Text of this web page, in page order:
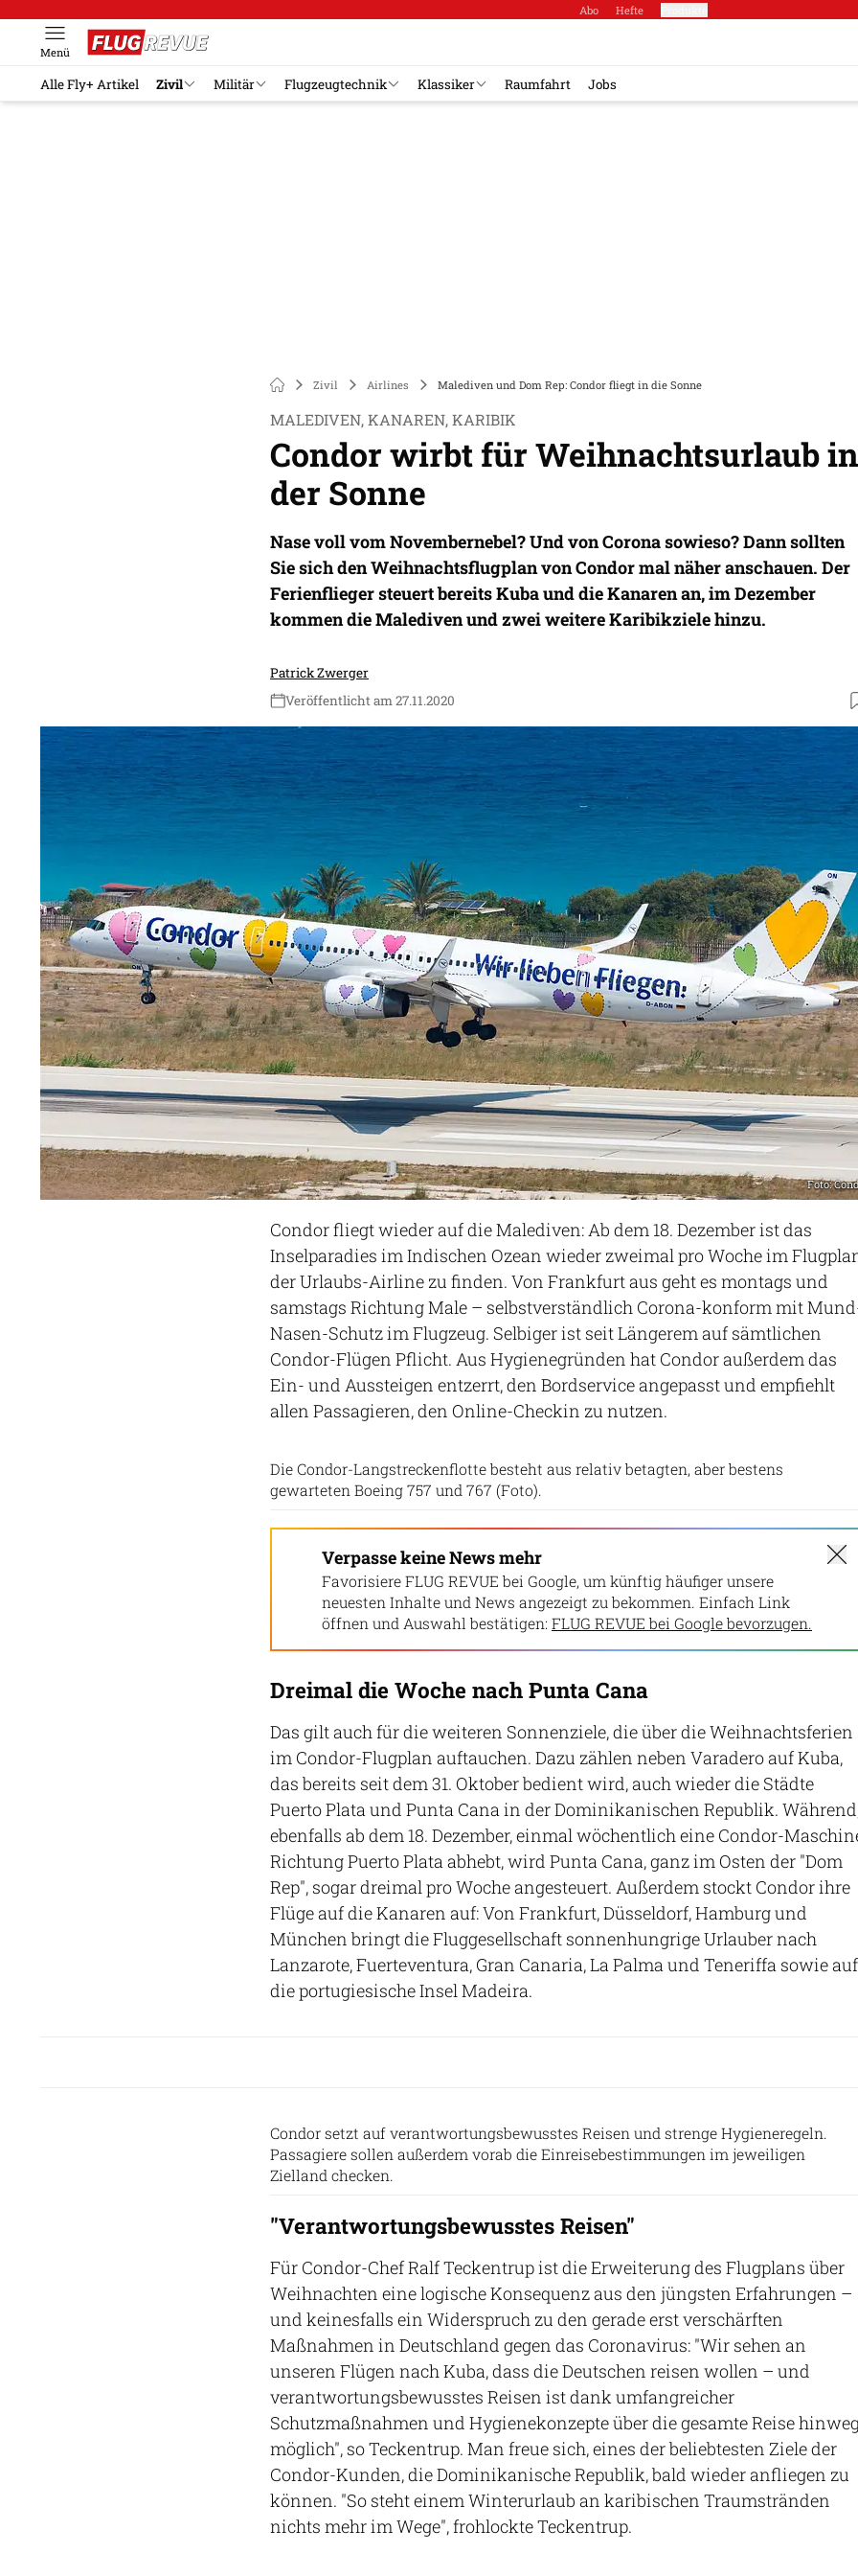
Abo Hefte
Menü
Alle Fly+ Artikel Zivil Militär Flugzeugtechnik Klassiker Raumfahrt Jobs
Zivil Airlines Malediven und Dom Rep: Condor fliegt in die Sonne
MALEDIVEN, KANAREN, KARIBIK
Condor wirbt für Weihnachtsurlaub in
der Sonne
Nase voll vom Novembernebel? Und von Corona sowieso? Dann sollten
Sie sich den Weihnachtsflugplan von Condor mal näher anschauen. Der
Ferienflieger steuert bereits Kuba und die Kanaren an, im Dezember
kommen die Malediven und zwei weitere Karibikziele hinzu.
Patrick Zwerger
Veröffentlicht am 27.11.2020
Foto:
Condor fliegt wieder auf die Malediven: Ab dem 18. Dezember ist das
Inselparadies im Indischen Ozean wieder zweimal pro Woche im
der Urlaubs-Airline zu finden. Von Frankfurt aus geht es montags und
samstags Richtung Male – selbstverständlich Corona-konform mit
Nasen-Schutz im Flugzeug. Selbiger ist seit Längerem auf sämtlichen
Condor-Flügen Pflicht. Aus Hygienegründen hat Condor außerdem das
Ein- und Aussteigen entzerrt, den Bordservice angepasst und empfiehlt
allen Passagieren, den Online-Checkin zu nutzen.
Die Condor-Langstreckenflotte besteht aus relativ betagten, aber bestens
gewarteten Boeing 757 und 767 (Foto).
Verpasse keine News mehr
Favorisiere FLUG REVUE bei Google, um künftig häufiger unsere
neuesten Inhalte und News angezeigt zu bekommen. Einfach Link
öffnen und Auswahl bestätigen: FLUG REVUE bei Google bevorzugen.
Dreimal die Woche nach Punta Cana
Das gilt auch für die weiteren Sonnenziele, die über die Weihnachtsferien
im Condor-Flugplan auftauchen. Dazu zählen neben Varadero auf Kuba,
das bereits seit dem 31. Oktober bedient wird, auch wieder die Städte
Puerto Plata und Punta Cana in der Dominikanischen Republik.
ebenfalls ab dem 18. Dezember, einmal wöchentlich eine Condor-
Richtung Puerto Plata abhebt, wird Punta Cana, ganz im Osten der "Dom
Rep", sogar dreimal pro Woche angesteuert. Außerdem stockt Condor ihre
Flüge auf die Kanaren auf: Von Frankfurt, Düsseldorf, Hamburg und
München bringt die Fluggesellschaft sonnenhungrige Urlauber nach
Lanzarote, Fuerteventura, Gran Canaria, La Palma und Teneriffa sowie auf
die portugiesische Insel Madeira.
Condor setzt auf verantwortungsbewusstes Reisen und strenge Hygieneregeln.
Passagiere sollen außerdem vorab die Einreisebestimmungen im jeweiligen
Zielland checken.
"Verantwortungsbewusstes Reisen"
Für Condor-Chef Ralf Teckentrup ist die Erweiterung des Flugplans über
Weihnachten eine logische Konsequenz aus den jüngsten Erfahrungen –
und keinesfalls ein Widerspruch zu den gerade erst verschärften
Maßnahmen in Deutschland gegen das Coronavirus: "Wir sehen an
unseren Flügen nach Kuba, dass die Deutschen reisen wollen – und
verantwortungsbewusstes Reisen ist dank umfangreicher
Schutzmaßnahmen und Hygienekonzepte über die gesamte Reise
möglich", so Teckentrup. Man freue sich, eines der beliebtesten Ziele der
Condor-Kunden, die Dominikanische Republik, bald wieder anfliegen zu
können. "So steht einem Winterurlaub an karibischen Traumstränden
nichts mehr im Wege", frohlockte Teckentrup.